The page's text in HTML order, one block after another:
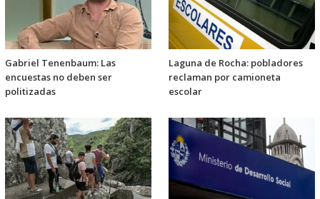
Gabriel Tenenbaum: Las
encuestas no deben ser
politizadas
Laguna de Rocha: pobladores
reclaman por camioneta
escolar